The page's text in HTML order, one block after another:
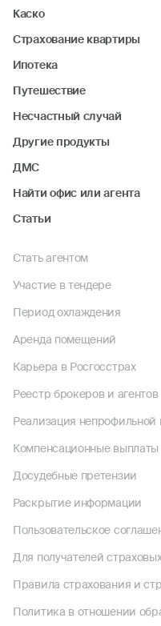
Каско
Страхование квартиры
Ипотека
Путешествие
Несчастный случай
Другие продукты
ДМС
Найти офис или агента
Статьи
Стать агентом
Участие в тендере
Период охлаждения
Аренда помещений
Карьера в Росгосстрах
Реестр брокеров и агентов
Реализация
Компенсационные выплаты
Досудебные претензии
Раскрытие информации
Пользовательское
Для получателей
Правила страхования и
Политика в отношении